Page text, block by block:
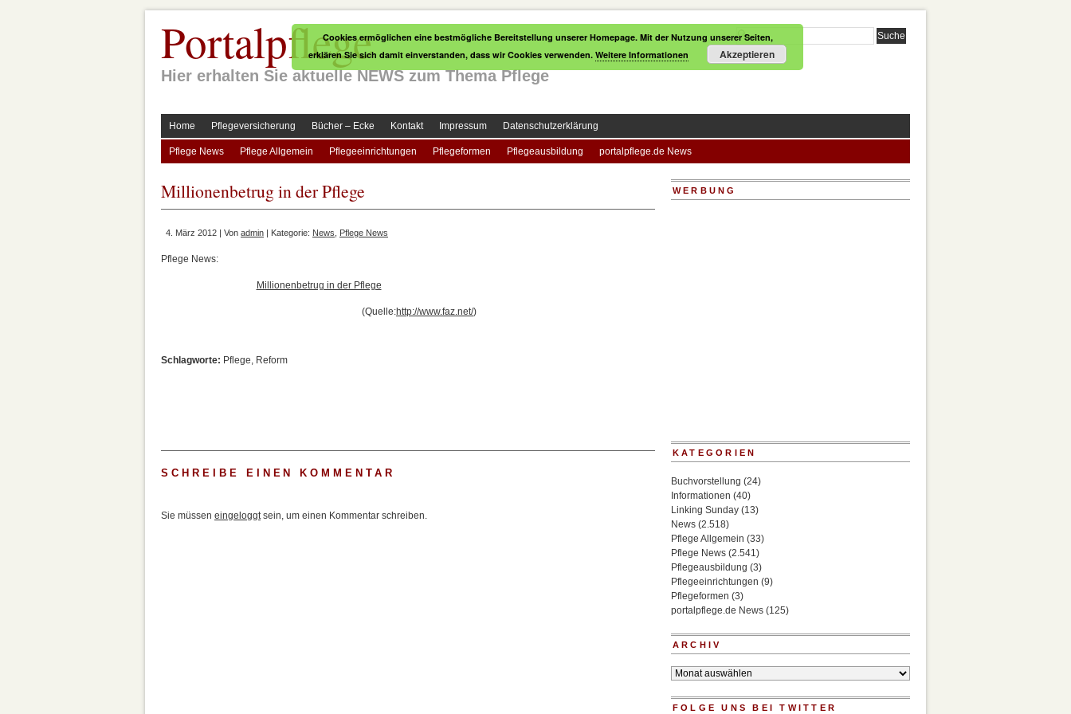
Portalpflege
Hier erhalten Sie aktuelle NEWS zum Thema Pflege
Home Pflegeversicherung Bücher – Ecke Kontakt Impressum Datenschutzerklärung
Pflege News Pflege Allgemein Pflegeeinrichtungen Pflegeformen Pflegeausbildung portalpflege.de News
Millionenbetrug in der Pflege
4. März 2012 | Von admin | Kategorie: News Pflege News
Pflege News:
Millionenbetrug in der Pflege
(Quelle:http://www.faz.net/)
Schlagworte: Pflege, Reform
SCHREIBE EINEN KOMMENTAR
Sie müssen eingeloggtsein, um einen Kommentar schreiben.
WERBUNG
KATEGORIEN
Buchvorstellung (24)
Informationen (40)
Linking Sunday (13)
News (2.518)
Pflege Allgemein (33)
Pflege News (2.541)
Pflegeausbildung (3)
Pflegeeinrichtungen (9)
Pflegeformen (3)
portalpflege.de News (125)
ARCHIV
Archiv
FOLGE UNS BEI TWITTER
Cookies ermöglichen eine bestmögliche Bereitstellung unserer Homepage. Mit der Nutzung unserer Seiten,
erklären Sie sich damit einverstanden, dass wir Cookies verwenden. Weitere Informationen Akzeptieren